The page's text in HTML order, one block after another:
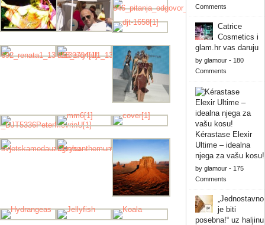
Comments
Catrice
Cosmetics i
glam.hr vas daruju
by glamour- 180
Comments
Kérastase Elexir
Ultime – idealna
njega za vašu kosu!
by glamour- 175
Comments
„Jednostavno
je biti
posebna!“ uz haljinu